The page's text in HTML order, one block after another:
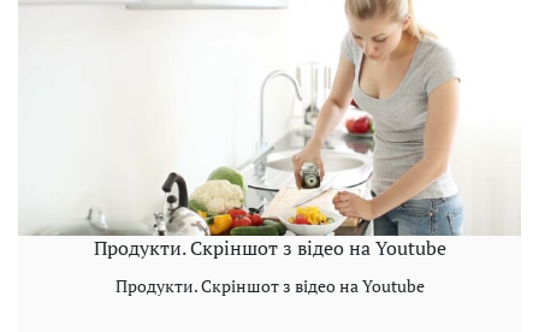
Продукти. Скріншот з відео на Youtube
Продукти. Скріншот з відео на Youtube